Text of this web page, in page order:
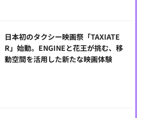
日本初のタクシー映画祭「TAXIATE
R」始動。ENGINEと花王が挑む、移
動空間を活用した新たな映画体験